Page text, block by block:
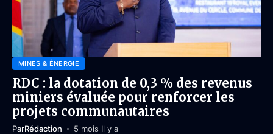
MINES & ÉNERGIE
RDC : la dotation de 0,3 % des revenus
miniers évaluée pour renforcer les
projets communautaires
ParRédaction 5 mois Il y a